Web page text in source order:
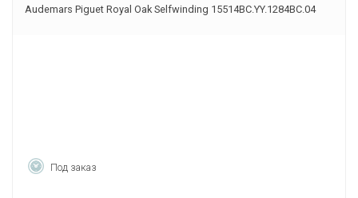
Audemars Piguet Royal Oak Selfwinding 15514BC.YY.1284BC.04
Под заказ